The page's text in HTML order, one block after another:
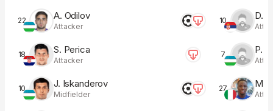
22 A. Odilov
Attacker
18 S. Perica
Attacker
10 J. Iskanderov
Midfielder
10 D.
7 P.
27 M.